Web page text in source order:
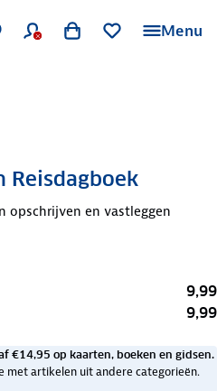
Menu
Reisdagboek
opschrijven en vastleggen
9,99
9,99
€14,95 op kaarten, boeken en gidsen.
met artikelen uit andere categorieën.